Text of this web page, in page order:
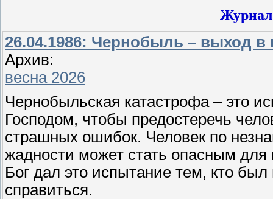
26.04.1986: Чернобыль – выход в
Архив:
весна 2026
Чернобыльская катастрофа – это
Господом, чтобы предостеречь
страшных ошибок. Человек по
жадности может стать опасным
Бог дал это испытание тем, кто
справиться.